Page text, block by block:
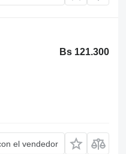
Bs 121.300
el vendedor